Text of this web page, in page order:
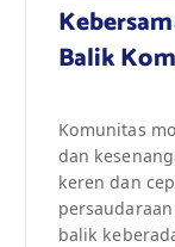
Balik
Komunitas
dan
keren dan
balik